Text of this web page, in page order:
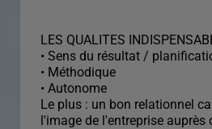
LES QUALITES
• Sens du résultat /
• Méthodique
• Autonome
Le plus : un bon relationnel
l'image de l'entreprise auprès